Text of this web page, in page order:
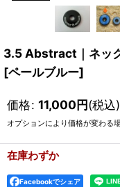
3.5 Abstract｜ネッ
[ペールブルー]
価格: 11,000円(税込)
オプションにより価格が変わる
在庫わずか
Facebookでシェア